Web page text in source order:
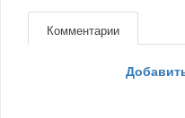
Комментарии